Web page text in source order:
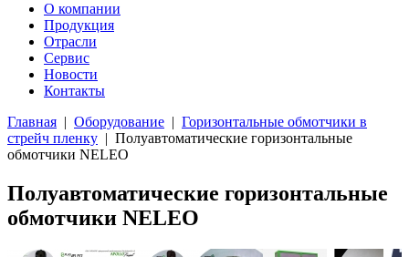
О компании
Продукция
Отрасли
Сервис
Новости
Контакты
Главная | Оборудование | Горизонтальные обмотчики в
стрейч пленку | Полуавтоматические горизонтальные
обмотчики NELEO
Полуавтоматические горизонтальные
обмотчики NELEO